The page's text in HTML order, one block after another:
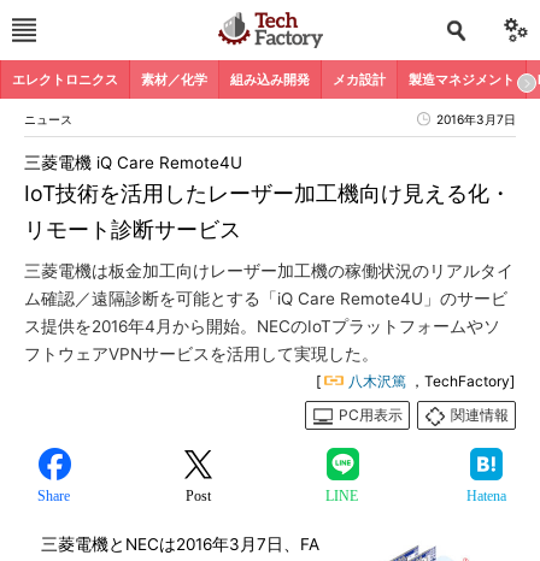
エレクトロニクス 素材／化学 組み込み開発 メカ設計 製造マネジメント
ニュース 2016年3月7日
IoT技術を活用したレーザー加工機向け見える化・
リモート診断サービス
三菱電機 iQ Care Remote4U
三菱電機は板金加工向けレーザー加工機の稼働状況のリアルタイ
ム確認／遠隔診断を可能とする「iQ Care Remote4U」のサービ
ス提供を2016年4月から開始。NECのIoTプラットフォームやソ
フトウェアVPNサービスを活用して実現した。
[ 八木沢篤 ，TechFactory]
PC用表示
関連情報
Share Post LINE Hatena
三菱電機とNECは2016年3月7日、FA